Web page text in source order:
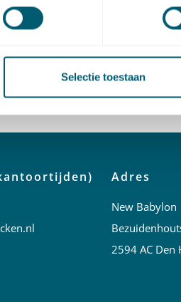
Selectie toestaan
Adres
New Babylon
2594 AC Den